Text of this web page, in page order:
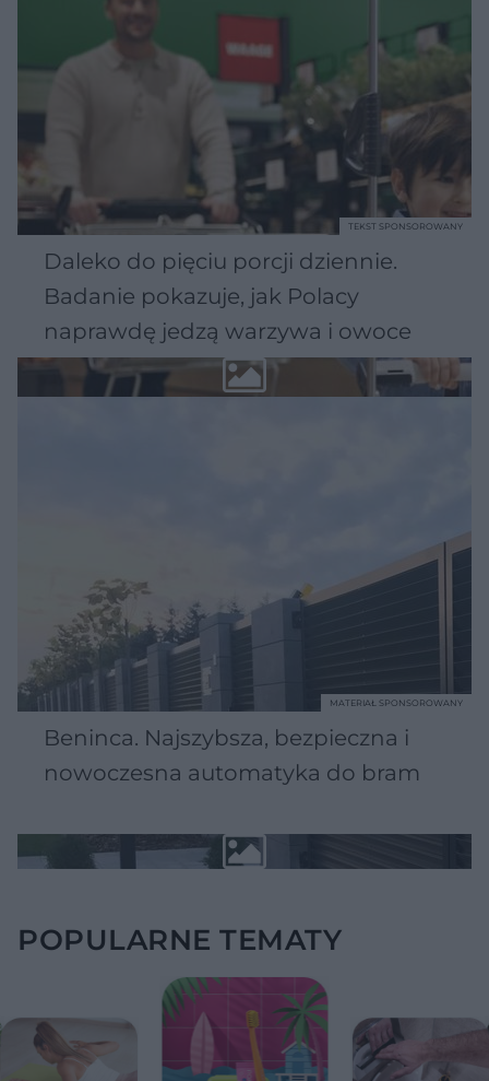
Daleko do pięciu porcji dziennie.
Badanie pokazuje, jak Polacy
naprawdę jedzą warzywa i owoce
TEKST SPONSOROWANY
Beninca. Najszybsza, bezpieczna i
nowoczesna automatyka do bram
MATERIAŁ SPONSOROWANY
POPULARNE TEMATY